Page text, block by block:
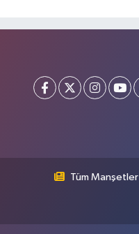
Tüm Manşetler